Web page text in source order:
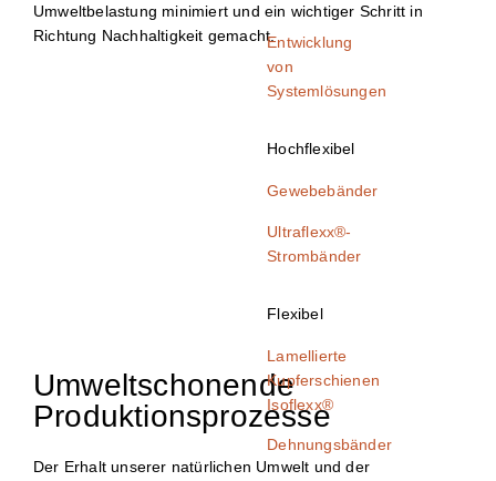
Entwicklung
von
Systemlösungen
Hochflexibel
Gewebebänder
Ultraflexx®-
Strombänder
Flexibel
Lamellierte
Kupferschienen​
Isoflexx®
Dehnungsbänder
Umweltbelastung minimiert und ein wichtiger Schritt in
Richtung Nachhaltigkeit gemacht.
Umweltschonende
Produktionsprozesse
Der Erhalt unserer natürlichen Umwelt und der